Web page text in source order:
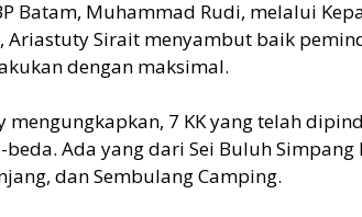
Batam, Muhammad Rudi, melalui
Ariastuty Sirait menyambut baik
dengan maksimal.
mengungkapkan, 7 KK yang telah
Ada yang dari Sei Buluh Simpang
dan Sembulang Camping.